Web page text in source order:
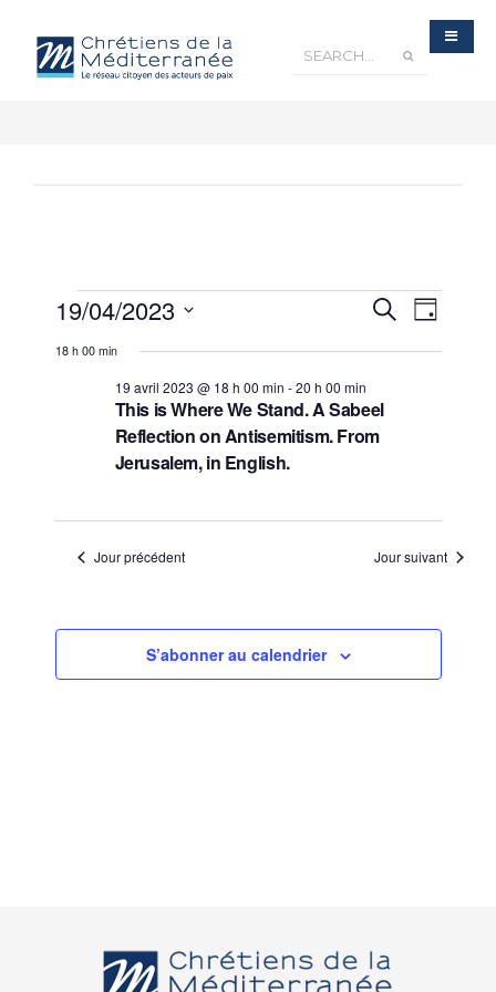
Recherche
et
navigation
Évènements
Recherche
de
vues
Jour
19/04/2023
une
18 h 00 min
This is Where We Stand. A Sabeel
Reflection on Antisemitism. From
Jerusalem, in English.
19 avril 2023 @ 18 h 00 min -20 h 00 min
Jour précédent Jour suivant
S’abonner au calendrier